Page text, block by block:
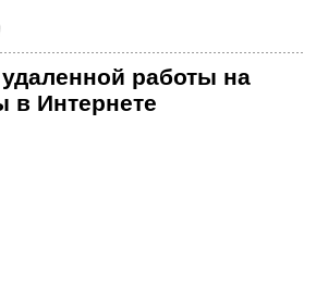
работы на
в Интернете